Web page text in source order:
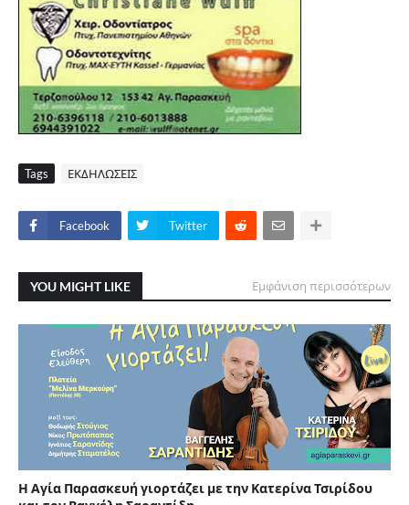
Tags ΕΚΔΗΛΩΣΕΙΣ
Facebook Twitter
YOU MIGHT LIKE Εμφάνιση περισσότερων
Η Αγία Παρασκευή γιορτάζει με την Κατερίνα Τσιρίδου